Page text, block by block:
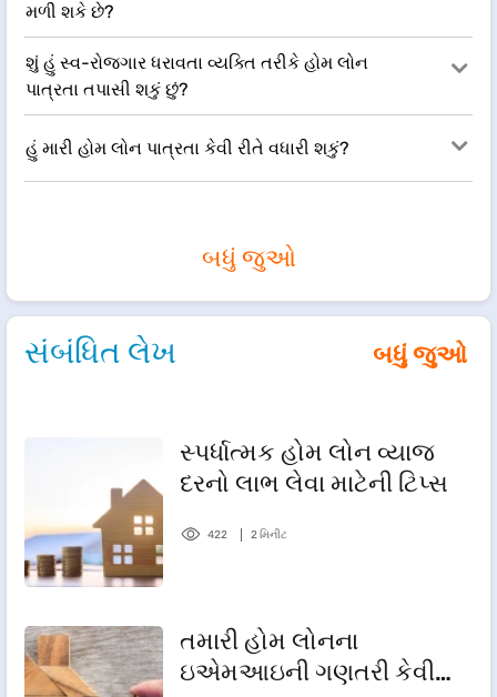
મળી શકે છે?
શું હું સ્વ-રોજગાર ધરાવતા વ્યક્તિ તરીકે હોમ લોન
પાત્રતા તપાસી શકું છું?
હું મારી હોમ લોન પાત્રતા કેવી રીતે વધારી શકું?
બધું જુઓ
સંબંધિત લેખ બધું જુઓ
સ્પર્ધાત્મક હોમ લોન વ્યાજ
દરનો લાભ લેવા માટેની ટિપ્સ
422 2 મિનીટ
તમારી હોમ લોનના
ઇએમઆઇની ગણતરી કેવી